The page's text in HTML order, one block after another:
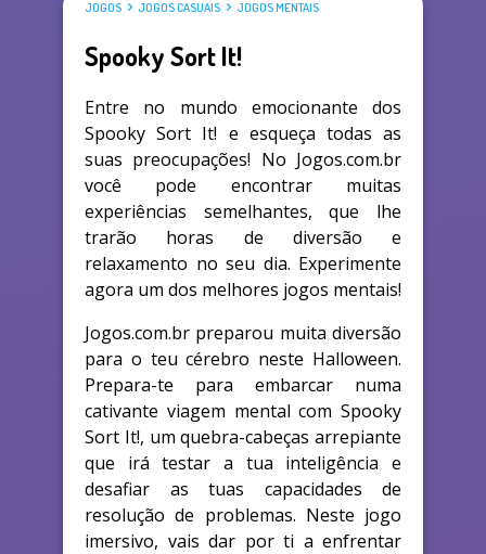
JOGOS JOGOS CASUAIS JOGOS MENTAIS
Spooky Sort It!
Entre no mundo emocionante dos
Spooky Sort It! e esqueça todas as
suas preocupações! No Jogos.com.br
você pode encontrar muitas
experiências semelhantes, que lhe
trarão horas de diversão e
relaxamento no seu dia. Experimente
agora um dos melhores jogos mentais!
Jogos.com.br preparou muita diversão
para o teu cérebro neste Halloween.
Prepara-te para embarcar numa
cativante viagem mental com Spooky
Sort It!, um quebra-cabeças arrepiante
que irá testar a tua inteligência e
desafiar as tuas capacidades de
resolução de problemas. Neste jogo
imersivo, vais dar por ti a enfrentar